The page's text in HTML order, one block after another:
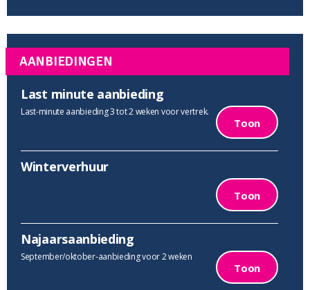
AANBIEDINGEN
Last minute aanbieding
Last-minute aanbieding 3 tot 2 weken voor vertrek.
Toon
Winterverhuur
Toon
Najaarsaanbieding
September/oktober-aanbieding voor 2 weken
Toon